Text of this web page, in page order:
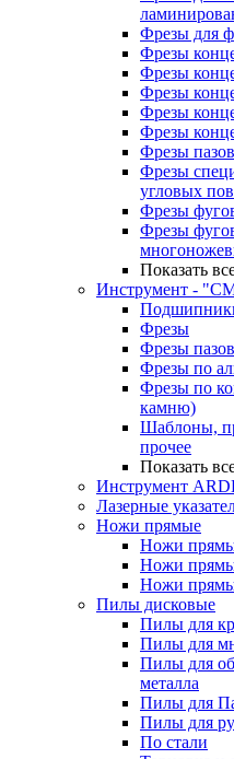
Фрезы для
Фрезы
Фрезы
Фрезы
Фрезы
Фрезы
Фрезы
Фрезы
угловых пов
Фрезы
Фрезы
Показать
Инструмент -
Фрезы
Фрезы
Фрезы по
Фрезы по
камню)
Шаблоны,
прочее
Показать
Инструмент
Лазерные
Ножи прямые
Ножи
Ножи
Ножи
Пилы дисковые
Пилы для
Пилы для
Пилы для
металла
Пилы для
Пилы для
По стали